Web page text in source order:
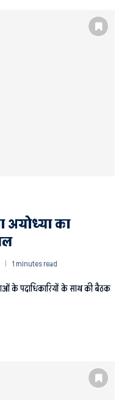
अयोध्या का
1 minutes read
के पदाधिकारियों के साथ की बैठक